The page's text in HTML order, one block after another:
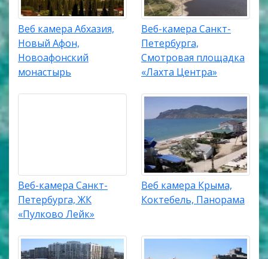
Веб камера Абхазия,
Новый Афон,
Новоафонский
монастырь
Веб-камера Санкт-
Петербурга,
Смотровая площадка
«Лахта Центра»
Веб-камера Санкт-
Петербурга, ЖК
«Пулково Лейк»
Веб камера Крыма,
Коктебель, Панорама